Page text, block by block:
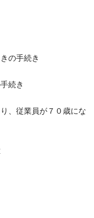
の手続き
続き
、従業員が７０歳にな